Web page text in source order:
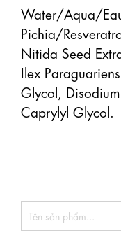
Water/Aqua/
Pichia/
Nitida Seed
Ilex
Glycol,
Caprylyl Glycol.